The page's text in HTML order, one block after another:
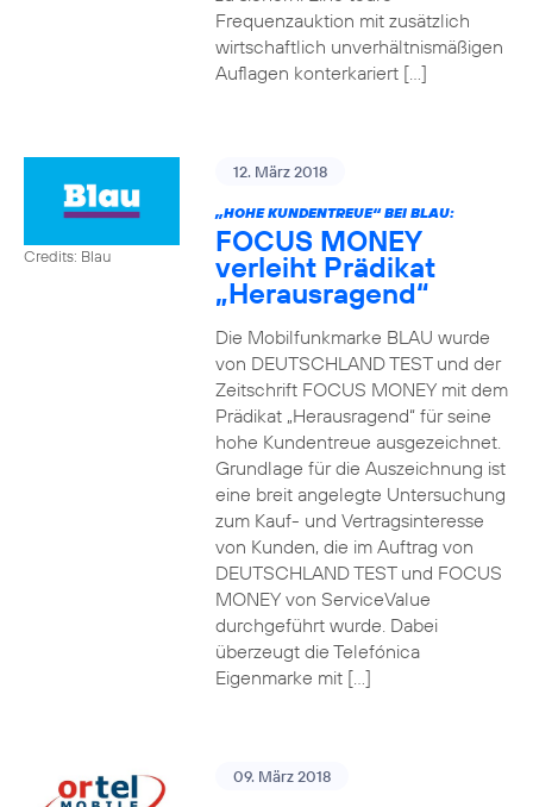
Frequenzauktion mit zusätzlich
wirtschaftlich unverhältnismäßigen
Auflagen konterkariert […]
Credits: Blau
12. März 2018
„HOHE KUNDENTREUE“ BEI BLAU:
FOCUS MONEY
verleiht Prädikat
„Herausragend“
Die Mobilfunkmarke BLAU wurde
von DEUTSCHLAND TEST und der
Zeitschrift FOCUS MONEY mit dem
Prädikat „Herausragend“ für seine
hohe Kundentreue ausgezeichnet.
Grundlage für die Auszeichnung ist
eine breit angelegte Untersuchung
zum Kauf- und Vertragsinteresse
von Kunden, die im Auftrag von
DEUTSCHLAND TEST und FOCUS
MONEY von ServiceValue
durchgeführt wurde. Dabei
überzeugt die Telefónica
Eigenmarke mit […]
09. März 2018